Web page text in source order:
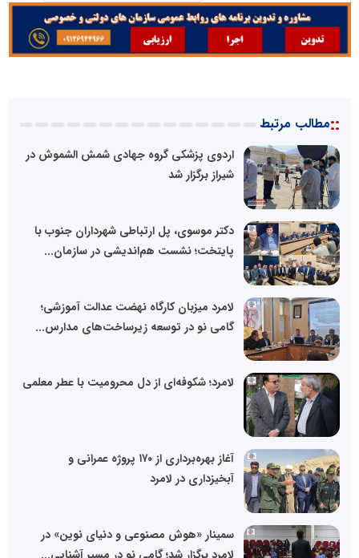
::مطالب مرتبط
اردوی پزشکی گروه جهادی شمش الشموش در
شیراز برگزار شد
دکتر موسوی، پل ارتباطی شهرداران جنوب با
پایتخت؛ نشست هم‌اندیشی در سازمان...
لامرد میزبان کارگاه نهضت عدالت آموزشی؛
گامی نو در توسعه زیرساخت‌های مدارس...
لامرد؛ شکوفه‌ای از دل محرومیت با عطر معلمی
آغاز بهره‌برداری از ۱۷۰ پروژه عمرانی و
آبخیزداری در لامرد
سمینار «هوش مصنوعی و دنیای نوین» در